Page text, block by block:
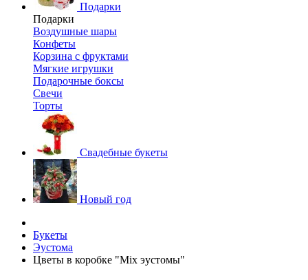
Подарки
Подарки
Воздушные шары
Конфеты
Корзина с фруктами
Мягкие игрушки
Подарочные боксы
Свечи
Торты
Свадебные букеты
Новый год
Букеты
Эустома
Цветы в коробке "Mix эустомы"